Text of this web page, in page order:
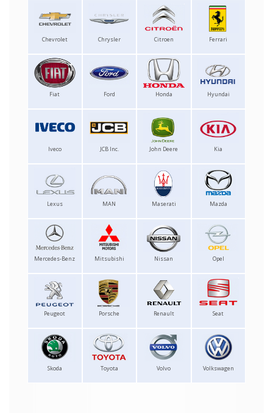
Chevrolet Chrysler Citroen Ferrari
Fiat Ford Honda Hyundai
Iveco JCB Inc. John Deere Kia
Lexus MAN Maserati Mazda
Mercedes-Benz Mitsubishi Nissan Opel
Peugeot Porsche Renault Seat
Skoda Toyota Volvo Volkswagen